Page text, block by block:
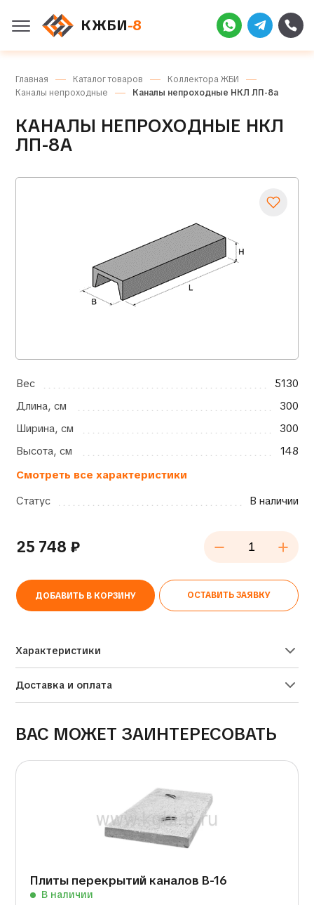
КЖБИ-8
Главная Каталог товаров
Коллектора ЖБИ
Каналы непроходные
Каналы непроходные НКЛ ЛП-8а
КАНАЛЫ НЕПРОХОДНЫЕ НКЛ
ЛП-8А
Вес
5130
Длина, см
300
Ширина, см
300
Высота, см
148
Смотреть все характеристики
Статус
В наличии
25 748 ₽
ДОБАВИТЬ В КОРЗИНУ ОСТАВИТЬ ЗАЯВКУ
Характеристики
Доставка и оплата
ВАС МОЖЕТ ЗАИНТЕРЕСОВАТЬ
Плиты перекрытий каналов В-16
В наличии